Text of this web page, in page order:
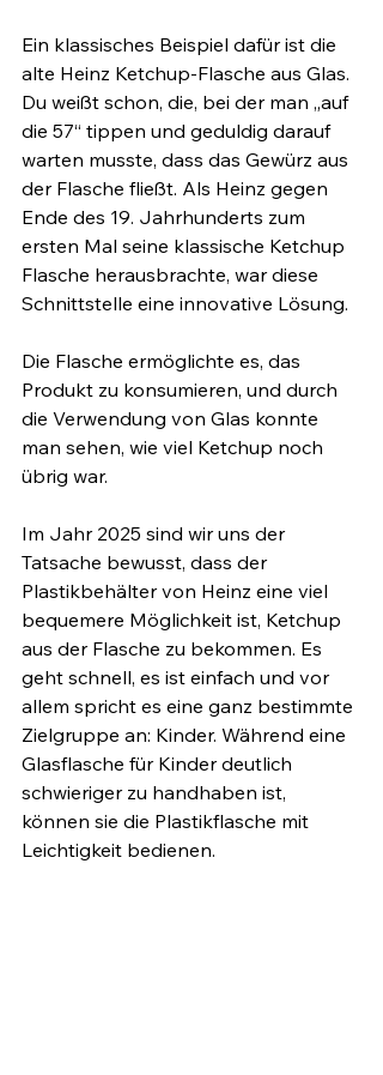
Ein klassisches Beispiel dafür ist die
alte Heinz Ketchup-Flasche aus Glas.
Du weißt schon, die, bei der man „auf
die 57“ tippen und geduldig darauf
warten musste, dass das Gewürz aus
der Flasche fließt. Als Heinz gegen
Ende des 19. Jahrhunderts zum
ersten Mal seine klassische Ketchup
Flasche herausbrachte, war diese
Schnittstelle eine innovative Lösung.
Die Flasche ermöglichte es, das
Produkt zu konsumieren, und durch
die Verwendung von Glas konnte
man sehen, wie viel Ketchup noch
übrig war.
Im Jahr 2025 sind wir uns der
Tatsache bewusst, dass der
Plastikbehälter von Heinz eine viel
bequemere Möglichkeit ist, Ketchup
aus der Flasche zu bekommen. Es
geht schnell, es ist einfach und vor
allem spricht es eine ganz bestimmte
Zielgruppe an: Kinder. Während eine
Glasflasche für Kinder deutlich
schwieriger zu handhaben ist,
können sie die Plastikflasche mit
Leichtigkeit bedienen.